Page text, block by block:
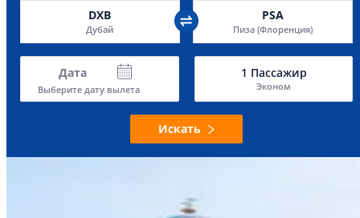
DXB
Дубай
PSA
Пиза (Флоренция)
Дата
Выберите дату вылета
1 Пассажир
Эконом
Искать